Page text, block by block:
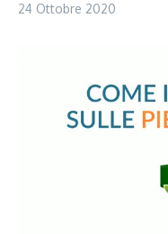
24 Ottobre 2020